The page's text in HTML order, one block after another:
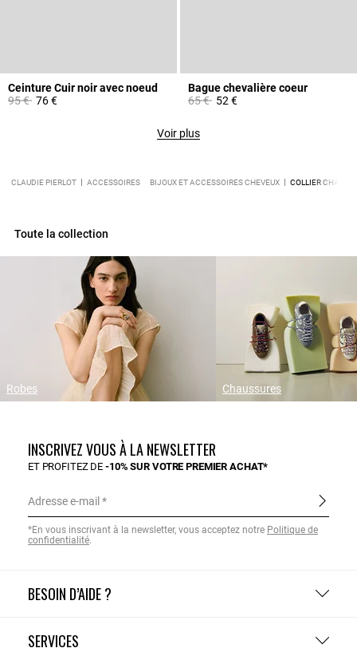
Ceinture Cuir noir avec noeud
Prix réduit à partir de
95 €à76 €
Bague chevalière coeur
Prix réduit à partir de
65 €à52 €
Voir plus
CLAUDIE PIERLOT ACCESSOIRES BIJOUX ET ACCESSOIRES CHEVEUX COLLIER CHAÎNE
Toute la collection
Robes Chaussures
BESOIN D’AIDE ?
SERVICES
INSCRIVEZ VOUS À LA NEWSLETTER
ET PROFITEZ DE-10% SUR VOTRE PREMIER ACHAT*
Adresse e-mail
*En vous inscrivant à la newsletter, vous acceptez notre Politique de
confidentialité.